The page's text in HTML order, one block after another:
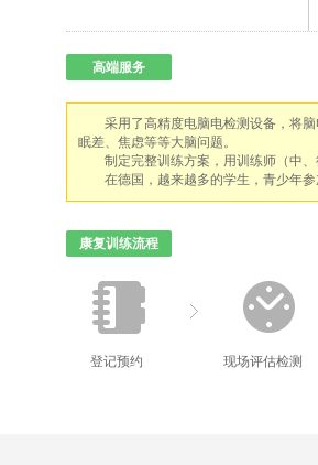
高端服务
采用了高精度电脑电检测设备，将
眠差、焦虑等等大脑问题。
制定完整训练方案，用训练师（中
在德国，越来越多的学生，青少年
康复训练流程
登记预约 现场评估检测